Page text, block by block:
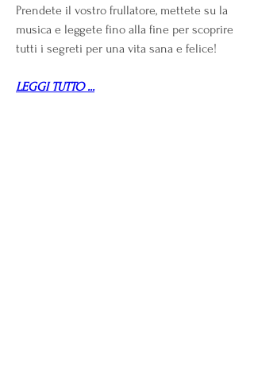
Prendete il vostro frullatore, mettete su la
musica e leggete fino alla fine per scoprire
tutti i segreti per una vita sana e felice!
LEGGI TUTTO ...